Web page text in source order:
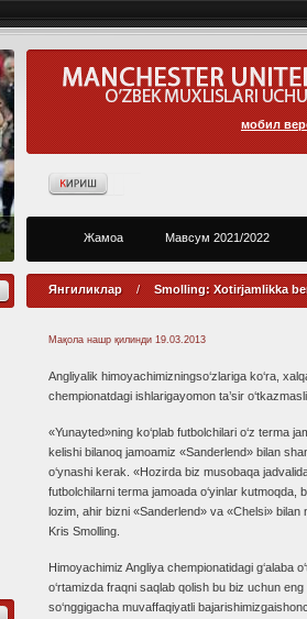
мобил
Жамоа Мавсум 2021/2022
Янгиликлар / Smolling: Xotirjamlikka
Мақола нашр қилинди 19.03.2013
Angliyalik himoyachimizningso‘zlariga ko‘ra,
chempionatdagi ishlarigayomon ta’sir
«Yunayted»ning ko‘plab futbolchilari o‘z terma
kelishi bilanoq jamoamiz «Sanderlend» bilan
o‘ynashi kerak. «Hozirda biz musobaqa
futbolchilarni terma jamoada o‘yinlar
lozim, ahir bizni «Sanderlend» va «Chelsi»
Kris Smolling.
Himoyachimiz Angliya chempionatidagi g‘alaba
o‘rtamizda fraqni saqlab qolish bu biz uchun
so‘nggigacha muvaffaqiyatli